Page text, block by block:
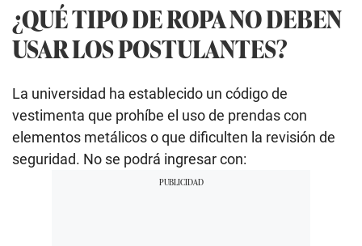
¿QUÉ TIPO DE ROPA NO DEBEN
USAR LOS POSTULANTES?
La universidad ha establecido un código de
vestimenta que prohíbe el uso de prendas con
elementos metálicos o que dificulten la revisión de
seguridad. No se podrá ingresar con: